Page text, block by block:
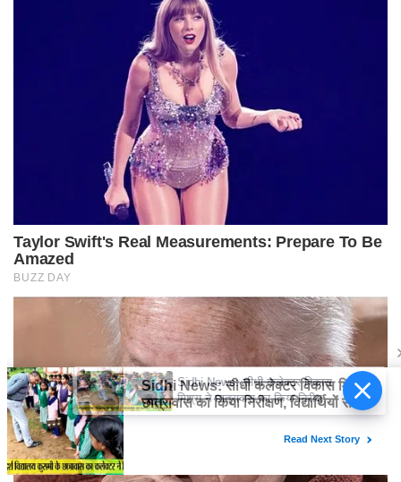
Sidhi News: सीधी कलेक्टर विकास
मिश्रा ने छात्रावास का किया निरीक्षण,
विद्यार्थियों संग किया रात्रि भोजन